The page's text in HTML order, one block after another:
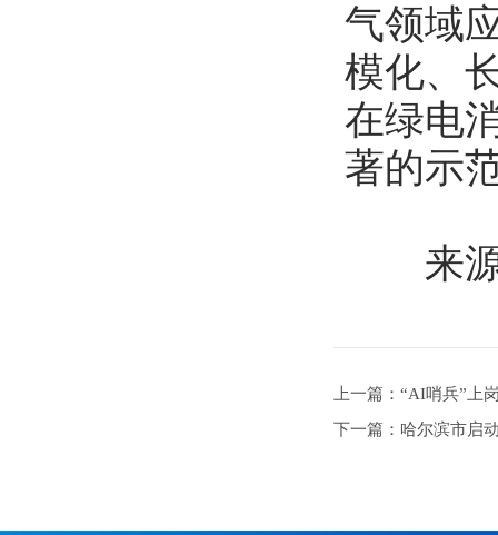
气领域
模化、
在绿电
著的示
来源
上一篇：“AI哨兵”上
下一篇：哈尔滨市启